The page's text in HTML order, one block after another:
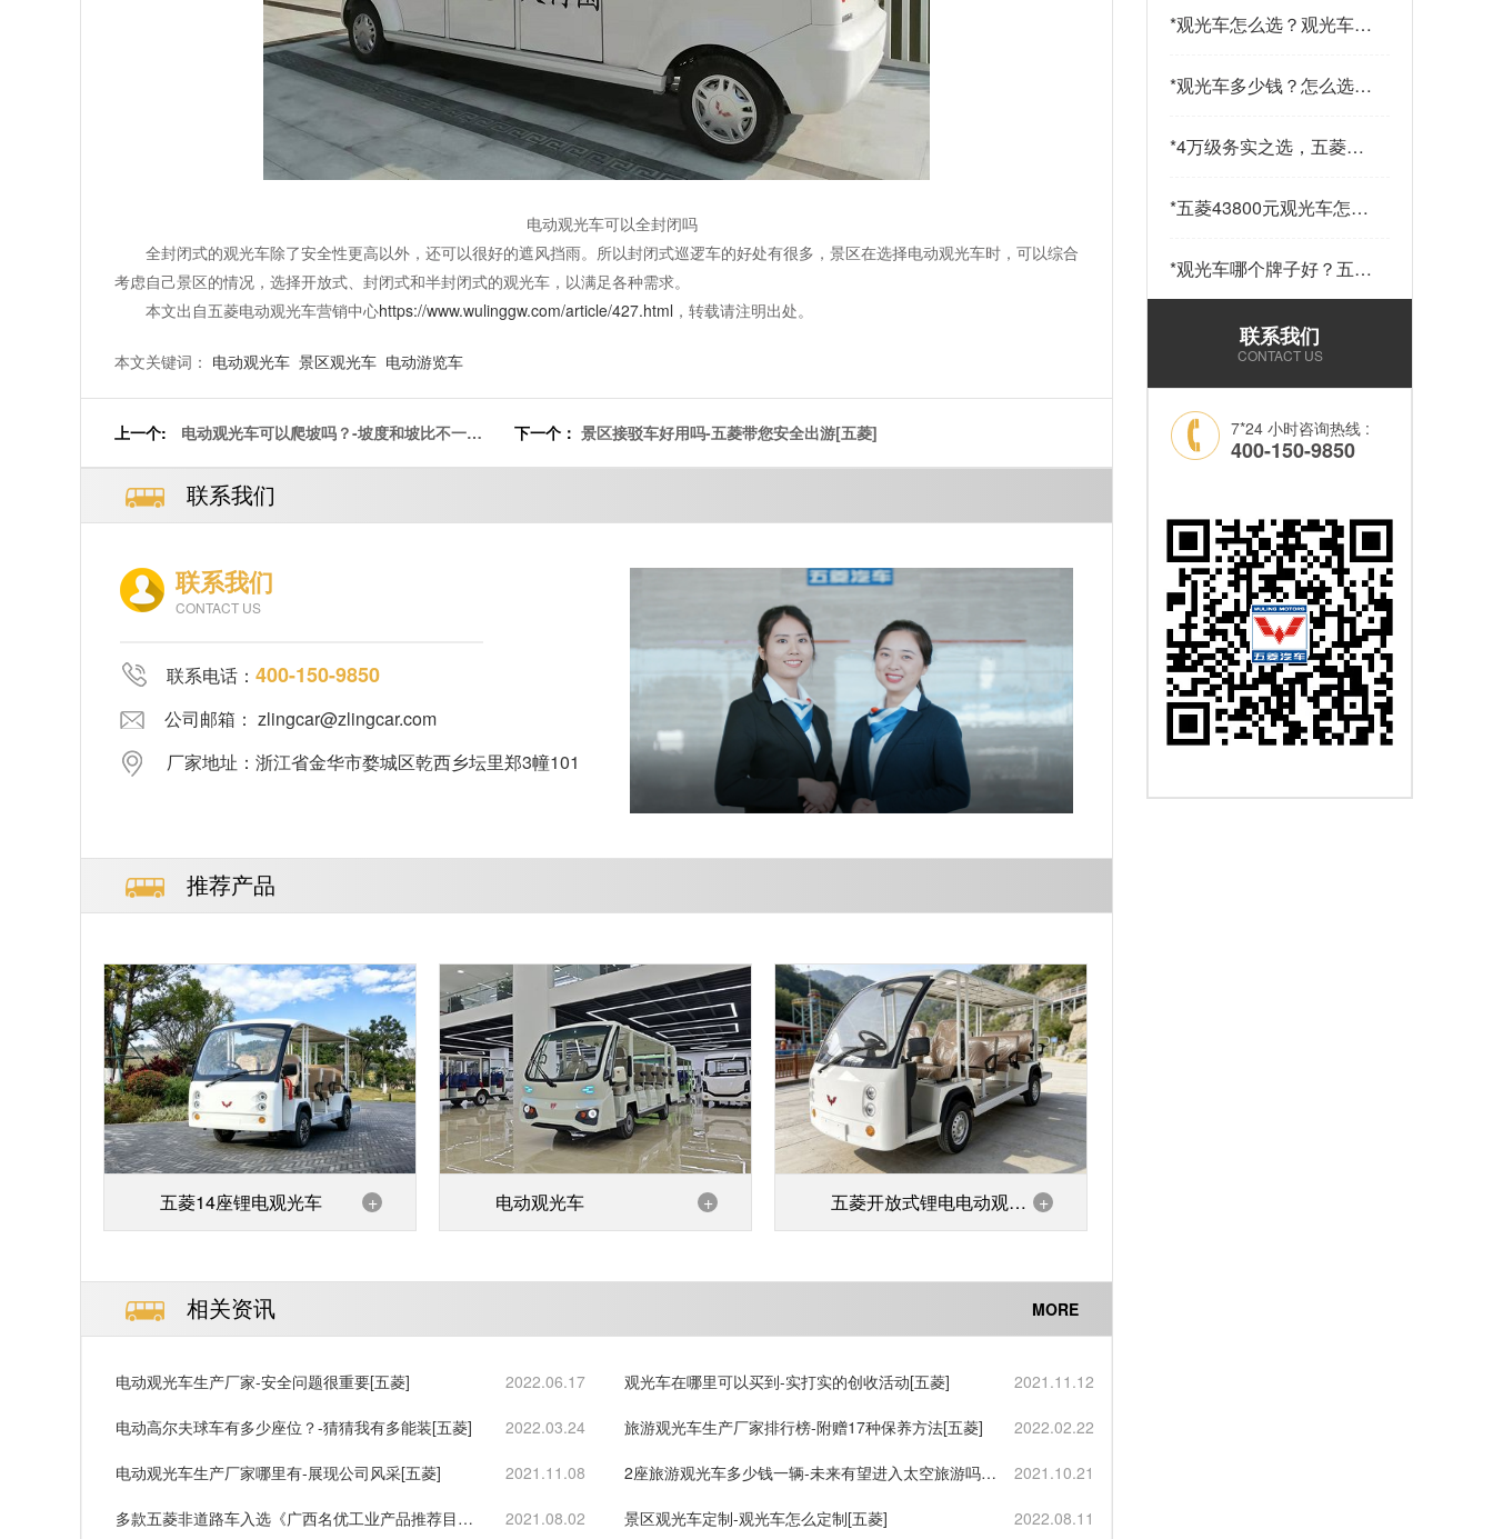
电动观光车可以全封闭吗
全封闭式的观光车除了安全性更高以外，还可以很好的遮风挡雨。所以封闭式巡逻车的好处有很多，景区在选择电动观光车时，可以综合
考虑自己景区的情况，选择开放式、封闭式和半封闭式的观光车，以满足各种需求。
本文出自五菱电动观光车营销中心https://www.wulinggw.com/article/427.html ，转载请注明出处。
本文关键词： 电动观光车 景区观光车 电动游览车
上一个:
电动观光车可以爬坡吗？-坡度和坡比不一样
下一个： 景区接驳车好用吗-五菱带您安全出游[五菱]
联系我们
联系我们
CONTACT US
联系电话： 400-150-9850
公司邮箱： zlingcar@zlingcar.com
厂家地址：浙江省金华市婺城区乾西乡坛里郑3幢101
推荐产品
五菱14座锂电观光车 + 电动观光车 + 五菱开放式锂电电动观光 +
相关资讯 MORE
电动观光车生产厂家-安全问题很重要[五菱] 2022.06.17 观光车在哪里可以买到-实打实的创收活动[五菱] 2021.11.12
电动高尔夫球车有多少座位？-猜猜我有多能装[五菱] 2022.03.24 旅游观光车生产厂家排行榜-附赠17种保养方法[五菱] 2022.02.22
电动观光车生产厂家哪里有-展现公司风采[五菱] 2021.11.08
2座旅游观光车多少钱一辆-未来有望进入太空旅游吗
2021.10.21
多款五菱非道路车入选《广西名优工业产品推荐目
2021.08.02 景区观光车定制-观光车怎么定制[五菱] 2022.08.11
*观光车怎么选？观光车多
14座观光车——购车指南
请查收…
*观光车多少钱？怎么选？
答案…
*4万级务实之选，五菱
与性价比…
*五菱43800元观光车怎么
一公里”接驳更舒心！…
*观光车哪个牌子好？五菱
43800元14座锂电观光车
——选靠谱品牌，看质量
和耐用就够了！…
联系我们
CONTACT US
7*24 小时咨询热线 :
400-150-9850